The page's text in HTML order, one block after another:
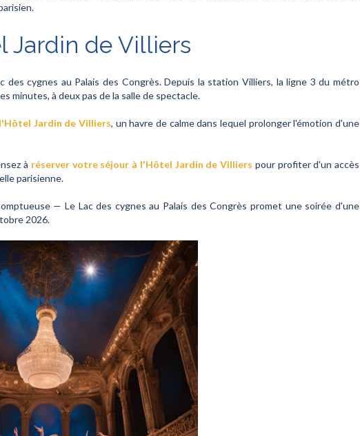
Jardin de Villiers
cygnes au Palais des Congrès. Depuis la station Villiers, la ligne 3 du métro
minutes, à deux pas de la salle de spectacle.
Jardin de Villiers, un havre de calme dans lequel prolonger l'émotion d'une
à réserver votre séjour à l'Hôtel Jardin de Villiers pour profiter d'un accès
parisienne.
— Le Lac des cygnes au Palais des Congrès promet une soirée d'une
2026.